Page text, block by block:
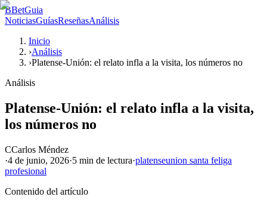
BBetGuia
NoticiasGuíasReseñasAnálisis
Inicio
›Análisis
›Platense-Unión: el relato infla a la visita, los números no
Análisis
Platense-Unión: el relato infla a la visita,
los números no
CCarlos Méndez
·4 de junio, 2026·5 min de lectura·platenseunion santa feliga
profesional
Contenido del artículo